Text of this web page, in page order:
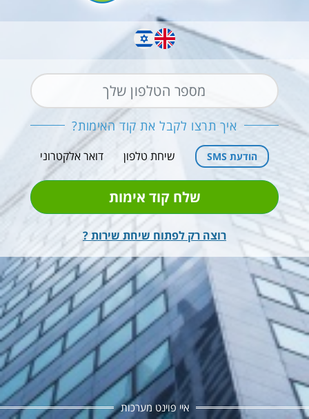
איך תרצו לקבל את קוד האימות?
הודעת SMS שיחת טלפון דואר אלקטרוני
שלח קוד אימות
רוצה רק לפתוח שיחת שירות ?
איי פוינט מערכות